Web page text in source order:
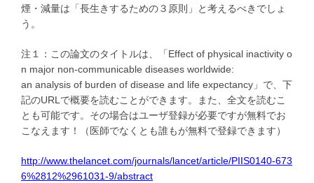
煙・減量は「長生きするための３原則」と考えるべきでしょ
う。
注１：この論文のタイトルは、「Effect of physical inactivity o
n major non-communicable diseases worldwide:
an analysis of burden of disease and life expectancy」で、下
記のURLで概要を読むことができます。また、全文を読むこ
とも可能です。その場合はユーザ登録が必要ですが無料でお
こなえます！（医師でなくとも誰もが無料で登録できます）
http://www.thelancet.com/journals/lancet/article/PIIS0140-673
6%2812%2961031-9/abstract